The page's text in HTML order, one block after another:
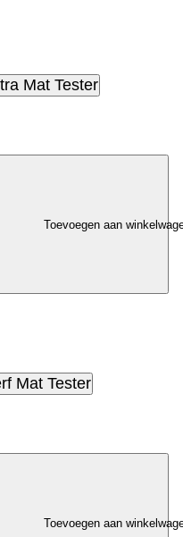
Mat Tester
Toevoegen aan
Mat Tester
Toevoegen aan